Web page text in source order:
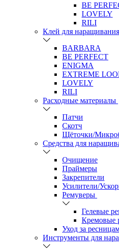
BE
LOVELY
RILI
Клей для
BARBARA
BE PERFECT
ENIGMA
EXTREME
LOVELY
RILI
Расходные материалы
Патчи
Скотч
Щёточки/
Средства для
Очищение
Праймеры
Закрепители
Усилители/
Ремуверы
Гелевые
Кремовые
Уход за
Инструменты для